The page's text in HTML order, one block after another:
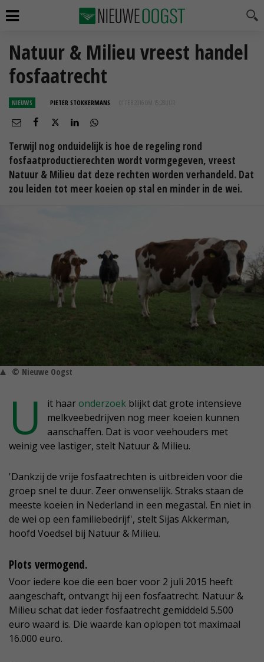
Natuur & Milieu vreest handel
fosfaatrecht
NIEUWS PIETER STOKKERMANS 01 FEB 2016 OM 15:28
Terwijl nog onduidelijk is hoe de regeling rond
fosfaatproductierechten wordt vormgegeven, vreest
Natuur & Milieu dat deze rechten worden verhandeld. Dat
zou leiden tot meer koeien op stal en minder in de wei.
© Nieuwe Oogst
U it haaronderzoek blijkt dat grote intensieve
melkveebedrijven nog meer koeien kunnen
aanschaffen. Dat is voor veehouders met
weinig vee lastiger, stelt Natuur & Milieu.
'Dankzij de vrije fosfaatrechten is uitbreiden voor die
groep snel te duur. Zeer onwenselijk. Straks staan de
meeste koeien in Nederland in een megastal. En niet in
de wei op een familiebedrijf', stelt Sijas Akkerman,
hoofd Voedsel bij Natuur & Milieu.
Plots vermogend.
Voor iedere koe die een boer voor 2 juli 2015 heeft
aangeschaft, ontvangt hij een fosfaatrecht. Natuur &
Milieu schat dat ieder fosfaatrecht gemiddeld 5.500
euro waard is. Die waarde kan oplopen tot maximaal
16.000 euro.